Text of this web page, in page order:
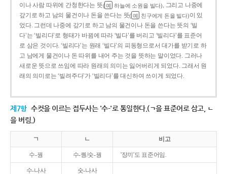
이나 사람 따위에 간청한다는 뜻( 예 하늘에 소원을 빌다), 그리고 나중에
갚기로 하고 남의 물건이나 돈을 쓴다는 뜻( 예 친구에게 돈을 빌다)이 있
었다. 그런데 나중에 갚기로 하고 남의 물건이나 돈을 쓴다는 뜻의 ‘빌
다’는 ‘빌리다’로 형태가 바뀜에 따라 ‘빌다’를 버리고 ‘빌리다’를 표준어
로 삼은 것이다. ‘빌리다’는 원래 ‘빌다’의 피동형으로서 대가를 받기로 하
고 남에게 물건이나 돈 따위를 내어 주는 것을 뜻하는 말이었다. 그러나
새로운 뜻으로 쓰임에 따라 원래의 의미는 잃어버리게 되었다. 그래서 원
래의 의미로는 ‘빌려주다’가 ‘빌리다’를 대신하여 쓰이게 되었다.
제7항 수컷을 이르는 접두사는 '수-'로 통일한다.(ㄱ을 표준어로 삼고, ㄴ
을 버림.)
ㄱ ㄴ 비고
수-꿩 수-퀑/숫-꿩 '장끼'도 표준어임.
수-나사 숫-나사